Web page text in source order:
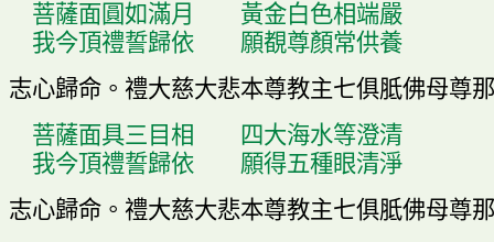
菩薩面圓如滿月
黃金白色相端嚴
我今頂禮誓歸依
願覩尊顏常供養
志心歸命。 禮大慈大悲本尊教主七俱胝佛母尊
菩薩面具三目相
四大海水等澄清
我今頂禮誓歸依
願得五種眼清淨
志心歸命。 禮大慈大悲本尊教主七俱胝佛母尊